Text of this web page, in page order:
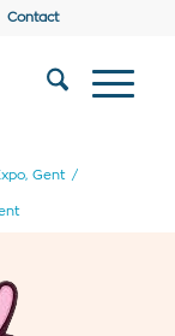
Contact
Gent /